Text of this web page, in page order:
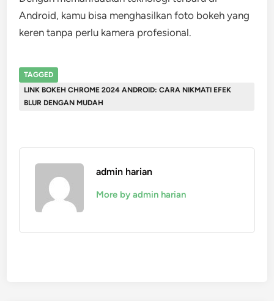
Android, kamu bisa menghasilkan foto bokeh yang
keren tanpa perlu kamera profesional.
TAGGED
LINK BOKEH CHROME 2024 ANDROID: CARA NIKMATI EFEK
BLUR DENGAN MUDAH
admin harian
More by admin harian